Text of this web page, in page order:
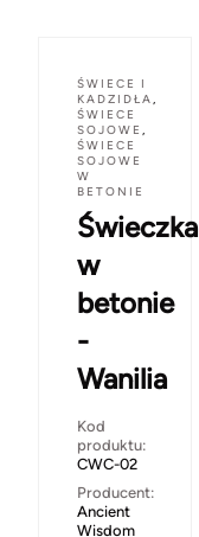
ŚWIECE I
KADZIDŁA,
ŚWIECE
SOJOWE ,
ŚWIECE
SOJOWE
W
BETONIE
Świeczka
w
betonie
-
Wanilia
Kod
produktu:
CWC-02
Producent:
Ancient
Wisdom